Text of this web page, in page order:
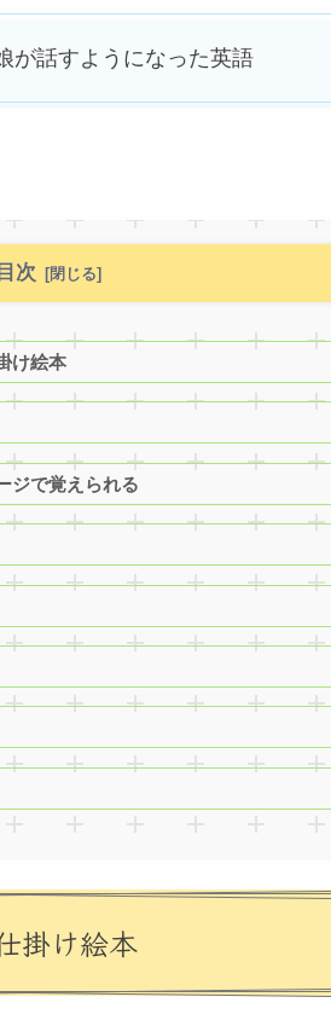
が話すようになった英語
次
け絵本
で覚えられる
掛け絵本